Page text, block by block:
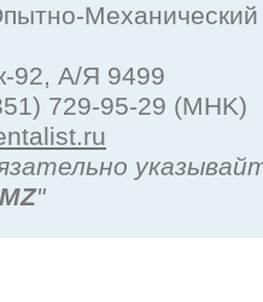
Механический
92, А/Я 9499
729-95-29 (MHK)
"